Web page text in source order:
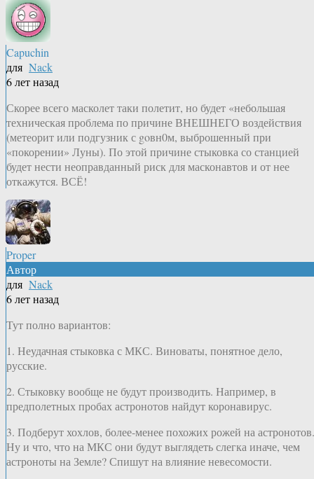
Capuchin
для Nack
6 лет назад
Скорее всего масколет таки полетит, но будет «небольшая
техническая проблема по причине ВНЕШНЕГО воздействия
(метеорит или подгузник с goвн0м, выброшенный при
«покорении» Луны). По этой причине стыковка со станцией
будет нести неоправданный риск для масконавтов и от нее
откажутся. ВСЁ!
Proper
Автор
для Nack
6 лет назад
Тут полно вариантов:
1. Неудачная стыковка с МКС. Виноваты, понятное дело,
русские.
2. Стыковку вообще не будут производить. Например, в
предполетных пробах астронотов найдут коронавирус.
3. Подберут хохлов, более-менее похожих рожей на астронотов.
Ну и что, что на МКС они будут выглядеть слегка иначе, чем
астроноты на Земле? Спишут на влияние невесомости.